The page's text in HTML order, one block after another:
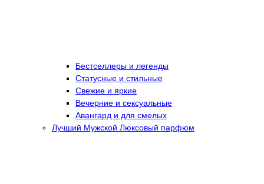
Бестселлеры и легенды
Статусные и стильные
Свежие и яркие
Вечерние и сексуальные
Авангард и для смелых
Лучший Мужской Люксовый парфюм